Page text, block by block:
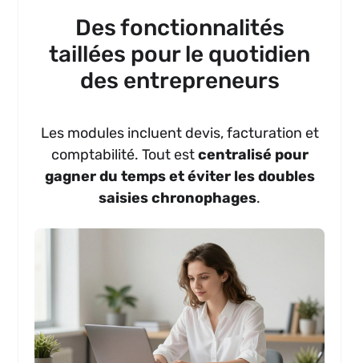
Des fonctionnalités
taillées pour le quotidien
des entrepreneurs
Les modules incluent devis, facturation et
comptabilité. Tout estcentralisé pour
gagner du temps et éviter les doubles
saisies chronophages.